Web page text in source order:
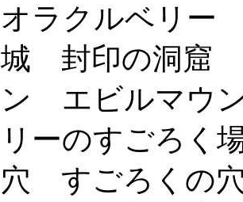
オラクルベリ
城 封印の洞窟
ン エビルマウ
リーのすごろ
穴 すごろくの